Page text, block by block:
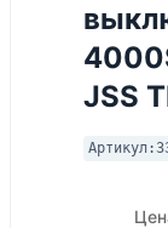
JSS
Артикул: